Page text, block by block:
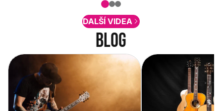
DALŠÍ VIDEA
Blog
Vítejte na novém e-shopu Music
City
Jak vybrat